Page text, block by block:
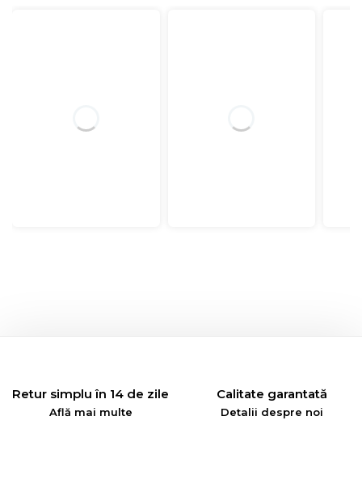
Retur simplu în 14 de zile
Află mai multe
Calitate garantată
Detalii despre noi